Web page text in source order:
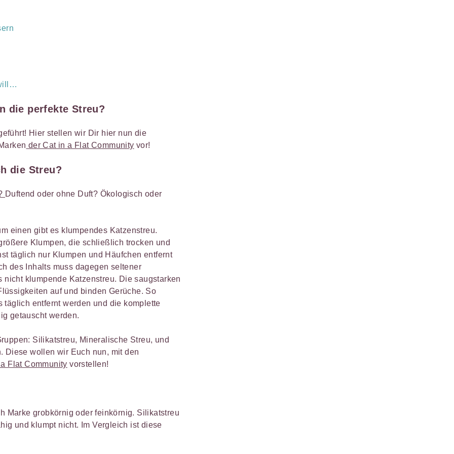
die perfekte Streu?
Hier stellen wir Dir hier nun die
der Cat in a Flat Community vor!
die Streu?
Duftend oder ohne Duft? Ökologisch oder
einen gibt es klumpendes Katzenstreu.
Klumpen, die schließlich trocken und
täglich nur Klumpen und Häufchen entfernt
des Inhalts muss dagegen seltener
nicht klumpende Katzenstreu. Die saugstarken
auf und binden Gerüche. So
täglich entfernt werden und die komplette
getauscht werden.
Silikatstreu, Mineralische Streu, und
Diese wollen wir Euch nun, mit den
Flat Community vorstellen!
Marke grobkörnig oder feinkörnig. Silikatstreu
und klumpt nicht. Im Vergleich ist diese